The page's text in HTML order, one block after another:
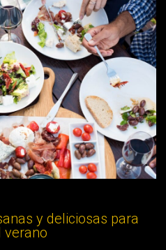
y deliciosas para
verano